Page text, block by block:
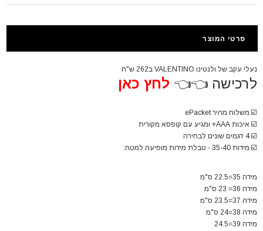
פרטי המוצר
נעלי עקב של ולנטינו VALENTINO ב262 ש"ח
לרכישה 👈👈 לחץ כאן
☑️ משלוח מהיר ePacket
☑️ איכות AAA+ ומגיע עם קופסא מקורית
☑️ 4 דגמים שונים לבחירה
☑️ מידות 35-40 - טבלת מידות מופיעה למטה:
מידה 35=22.5 ס"מ
מידה 36= 23 ס"מ
מידה 37=23.5 ס"מ
מידה 38=24 ס"מ
מידה 39=24.5